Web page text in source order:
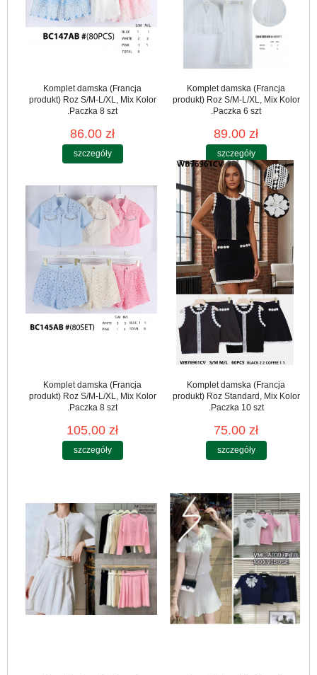
Komplet damska (Francja
produkt) Roz S/M-L/XL, Mix Kolor
.Paczka 8 szt
86.00 zł
szczegóły
Komplet damska (Francja
produkt) Roz S/M-L/XL, Mix Kolor
.Paczka 6 szt
89.00 zł
szczegóły
Komplet damska (Francja
produkt) Roz S/M-L/XL, Mix Kolor
.Paczka 8 szt
105.00 zł
szczegóły
Komplet damska (Francja
produkt) Roz Standard, Mix Kolor
.Paczka 10 szt
75.00 zł
szczegóły